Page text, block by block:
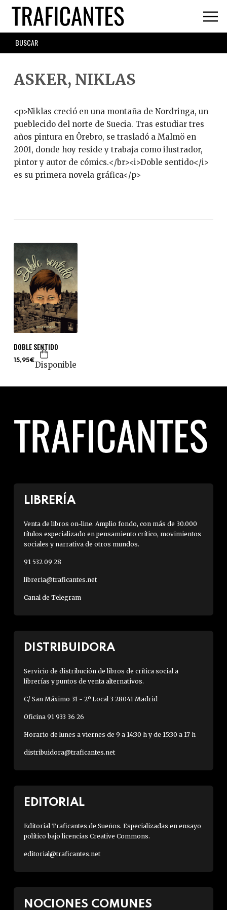
Skip
main
content
SEARCH
FORM
ASKER, NIKLAS
<p>Niklas creció en una montaña de Nordringa, un
pueblecido del norte de Suecia. Tras estudiar tres
años pintura en Örebro, se trasladó a Malmö en
2001, donde hoy reside y trabaja como ilustrador,
pintor y autor de cómics.</br><i>Doble sentido</i>
es su primera novela gráfica</p>
DOBLE SENTIDO
15,95€Disponible
LIBRERÍA
Venta de libros on-line. Amplio fondo, con más de 30.000
títulos especializado en pensamiento crítico, movimientos
sociales y narrativa de otros mundos.
91 532 09 28
libreria@traficantes.net
Canal de Telegram
DISTRIBUIDORA
Servicio de distribución de libros de crítica social a
librerías y puntos de venta alternativos.
C/ San Máximo 31 - 2º Local 3 28041 Madrid
Oficina 91 933 36 26
Horario de lunes a viernes de 9 a 14:30 h y de 15:30 a 17 h
distribuidora@traficantes.net
EDITORIAL
Editorial Traficantes de Sueños. Especializadas en ensayo
político bajo licencias Creative Commons.
editorial@traficantes.net
NOCIONES COMUNES